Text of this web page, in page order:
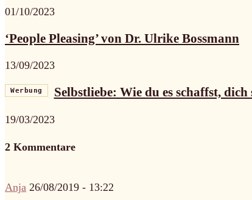
01/10/2023
‘People Pleasing’ von Dr. Ulrike Bossmann
13/09/2023
Werbung Selbstliebe: Wie du es schaffst, dich
19/03/2023
2 Kommentare
Anja 26/08/2019 - 13:22